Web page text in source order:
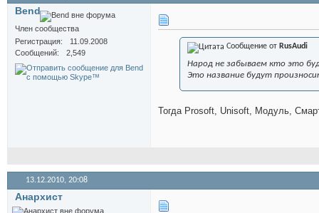
Bend
Член сообщества
Регистрация
11.09.2008
Сообщений
2,549
Сообщение от RusAudi
Народ не забываем кто это
Это название будут
Тогда Prosoft, Unisoft, Модуль,
13.12.2010, 20:08
Анархист